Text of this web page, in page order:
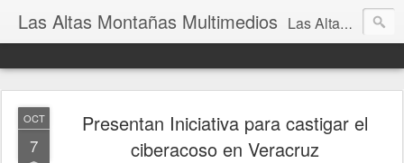
Las Altas Montañas Multimedios Las Altas Montañas Multimedios
OCT
7
Presentan Iniciativa para castigar el
ciberacoso en Veracruz